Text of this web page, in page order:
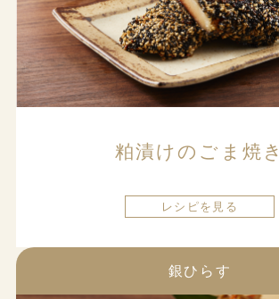
粕漬けのごま焼き
レシピを見る
銀ひらす